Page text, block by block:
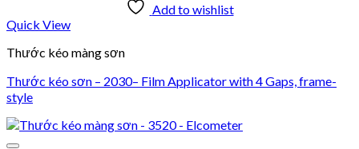
Add to wishlist
Quick View
Thước kéo màng sơn
Thước kéo sơn – 2030– Film Applicator with 4 Gaps, frame-
style